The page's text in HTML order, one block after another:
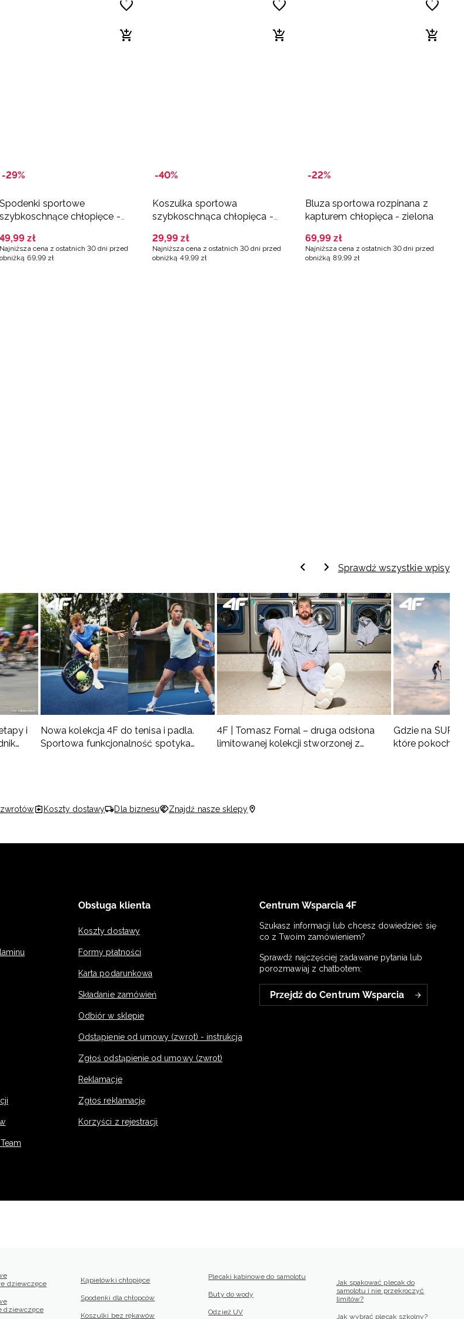
-29%
Spodenki sportowe
szybkoschnące chłopięce -
49,99 zł
Najniższa cena z ostatnich 30 dni przed
obniżką 69,99 zł
-40%
Koszulka sportowa
szybkoschnąca chłopięca -
29,99 zł
Najniższa cena z ostatnich 30 dni przed
obniżką 49,99 zł
-22%
Bluza sportowa rozpinana z
kapturem chłopięca - zielona
69,99 zł
Najniższa cena z ostatnich 30 dni przed
obniżką 89,99 zł
Sprawdź wszystkie wpisy
i
Nowa kolekcja 4F do tenisa i padla.
Sportowa funkcjonalność spotyka
4F | Tomasz Fornal – druga odsłona
limitowanej kolekcji stworzonej z
Gdzie na SUP
które
Koszty dostawy Dla biznesu Znajdź nasze sklepy
Obsługa klienta
Koszty dostawy
Formy płatności
Karta podarunkowa
Składanie zamówień
Odbiór w sklepie
Odstąpienie od umowy (zwrot) - instrukcja
Zgłoś odstąpienie od umowy (zwrot)
Reklamacje
Zgłoś reklamację
Korzyści z rejestracji
Centrum Wsparcia 4F
Szukasz informacji lub chcesz dowiedzieć się
co z Twoim zamówieniem?
Sprawdź najczęściej zadawane pytania lub
porozmawiaj z chatbotem:
Przejdź do Centrum Wsparcia
dziewczęce
dziewczęce
Kąpielówki chłopięce
Spodenki dla chłopców
Koszulki bez rękawów
Plecaki kabinowe do samolotu
Buty do wody
Odzież UV
Jak spakować plecak do
samolotu i nie przekroczyć
limitów?
Jak wybrać plecak szkolny?